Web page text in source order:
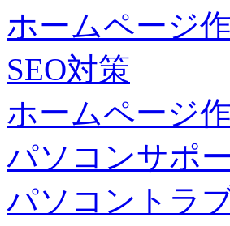
ホームページ
SEO対策
ホームページ
パソコンサポ
パソコントラ